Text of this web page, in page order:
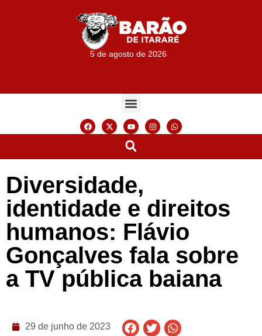
5 de agosto de 2026
Diversidade,
identidade e direitos
humanos: Flávio
Gonçalves fala sobre
a TV pública baiana
29 de junho de 2023